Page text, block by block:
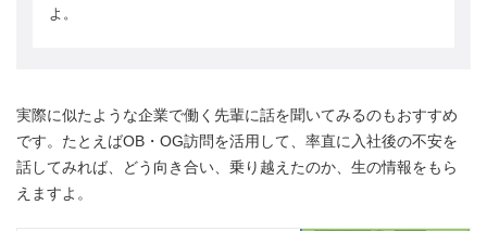
よ。
実際に似たような企業で働く先輩に話を聞いてみるのもおすすめ
です。たとえばOB・OG訪問を活用して、率直に入社後の不安を
話してみれば、どう向き合い、乗り越えたのか、生の情報をもら
えますよ。